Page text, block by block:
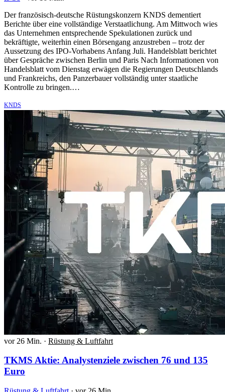
Der französisch-deutsche Rüstungskonzern KNDS dementiert
Berichte über eine vollständige Verstaatlichung. Am Mittwoch wies
das Unternehmen entsprechende Spekulationen zurück und
bekräftigte, weiterhin einen Börsengang anzustreben – trotz der
Aussetzung des IPO-Vorhabens Anfang Juli. Handelsblatt berichtet
über Gespräche zwischen Berlin und Paris Nach Informationen von
Handelsblatt vom Dienstag erwägen die Regierungen Deutschlands
und Frankreichs, den Panzerbauer vollständig unter staatliche
Kontrolle zu bringen.…
KNDS
vor 26 Min. · Rüstung & Luftfahrt
TKMS Aktie: Analystenziele zwischen 76 und 135
Euro